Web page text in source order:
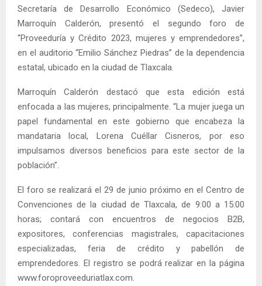
Secretaría de Desarrollo Económico (Sedeco), Javier
Marroquín Calderón, presentó el segundo foro de
“Proveeduría y Crédito 2023, mujeres y emprendedores”,
en el auditorio “Emilio Sánchez Piedras” de la dependencia
estatal, ubicado en la ciudad de Tlaxcala.
Marroquín Calderón destacó que esta edición está
enfocada a las mujeres, principalmente. “La mujer juega un
papel fundamental en este gobierno que encabeza la
mandataria local, Lorena Cuéllar Cisneros, por eso
impulsamos diversos beneficios para este sector de la
población”.
El foro se realizará el 29 de junio próximo en el Centro de
Convenciones de la ciudad de Tlaxcala, de 9:00 a 15:00
horas; contará con encuentros de negocios B2B,
expositores, conferencias magistrales, capacitaciones
especializadas, feria de crédito y pabellón de
emprendedores. El registro se podrá realizar en la página
www.foroproveeduriatlax.com.